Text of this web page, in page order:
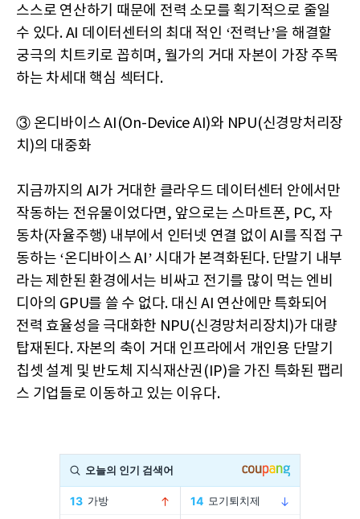
스스로 연산하기 때문에 전력 소모를 획기적으로 줄일
수 있다. AI 데이터센터의 최대 적인 ‘전력난’을 해결할
궁극의 치트키로 꼽히며, 월가의 거대 자본이 가장 주목
하는 차세대 핵심 섹터다.
③ 온디바이스 AI(On-Device AI)와 NPU(신경망처리장
치)의 대중화
지금까지의 AI가 거대한 클라우드 데이터센터 안에서만
작동하는 전유물이었다면, 앞으로는 스마트폰, PC, 자
동차(자율주행) 내부에서 인터넷 연결 없이 AI를 직접 구
동하는 ‘온디바이스 AI’ 시대가 본격화된다. 단말기 내부
라는 제한된 환경에서는 비싸고 전기를 많이 먹는 엔비
디아의 GPU를 쓸 수 없다. 대신 AI 연산에만 특화되어
전력 효율성을 극대화한 NPU(신경망처리장치)가 대량
탑재된다. 자본의 축이 거대 인프라에서 개인용 단말기
칩셋 설계 및 반도체 지식재산권(IP)을 가진 특화된 팹리
스 기업들로 이동하고 있는 이유다.